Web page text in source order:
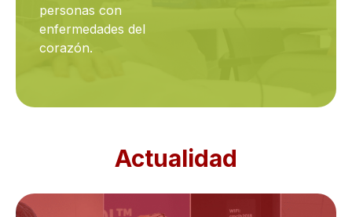
personas con
enfermedades del
corazón.
Actualidad